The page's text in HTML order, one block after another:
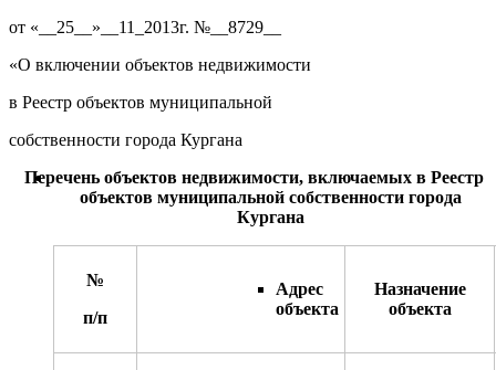
от «__25__»__11_2013г. №__8729__
«О включении объектов недвижимости
в Реестр объектов муниципальной
собственности города Кургана
Перечень объектов недвижимости, включаемых в Реестр
объектов муниципальной собственности города
Кургана
№
п/п
Адрес
объекта
Назначение
объекта